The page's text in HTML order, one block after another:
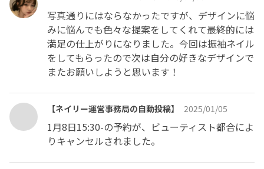
写真通りにはならなかったですが、デザインに悩
みに悩んでも色々な提案をしてくれて最終的には
満足の仕上がりになりました。今回は振袖ネイル
をしてもらったので次は自分の好きなデザインで
またお願いしようと思います！
【ネイリー運営事務局の自動投稿】 2025/01/05
1月8日15:30-の予約が、ビューティスト都合によ
りキャンセルされました。